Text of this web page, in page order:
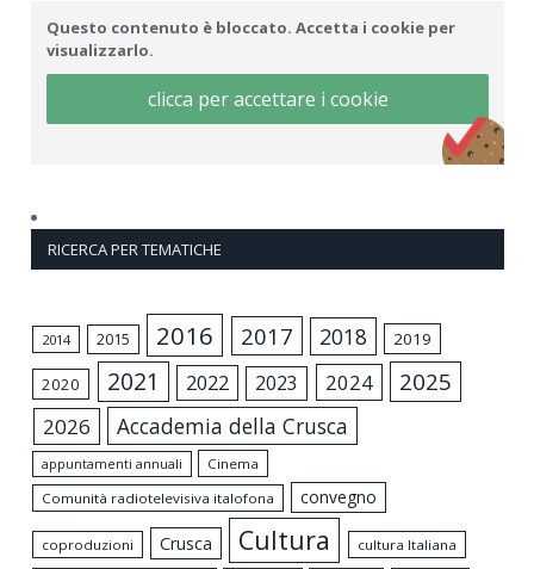
Questo contenuto è bloccato. Accetta i cookie per
visualizzarlo.
clicca per accettare i cookie
RICERCA PER TEMATICHE
2014 2015 2016 2017 2018 2019
2020 2021 2022 2023 2024 2025
2026 Accademia della Crusca
appuntamenti annuali
Cinema
Comunità radiotelevisiva italofona
convegno
coproduzioni Crusca Cultura
cultura Italiana